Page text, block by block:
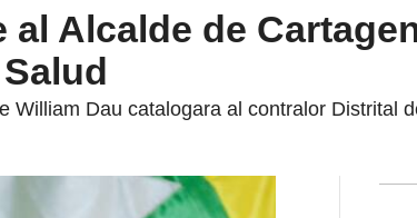
Alcalde de
Dau catalogara al contralor Distrital